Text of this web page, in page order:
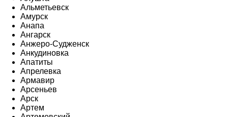
Альметьевск
Амурск
Анапа
Ангарск
Анжеро-Судженск
Анкудиновка
Апатиты
Апрелевка
Армавир
Арсеньев
Арск
Артем